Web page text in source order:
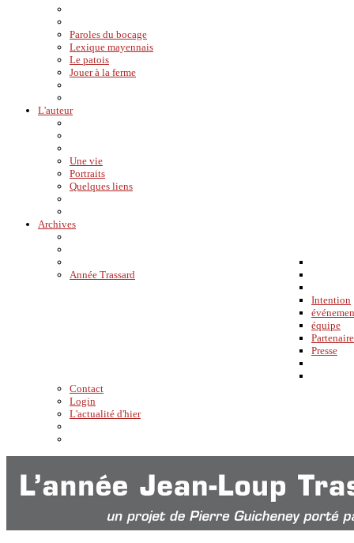
Paroles du bocage
Lexique mayennais
Le patois
Jouer à la ferme
L'auteur
Une vie
Portraits
Quelques liens
Archives
Année Trassard
Intention
équipe
Presse
Contact
Login
L'actualité d'hier